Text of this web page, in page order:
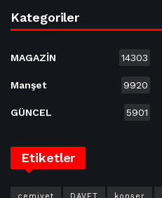
Kategoriler
MAGAZİN 14303
Manşet 9920
GÜNCEL 5901
Etiketler